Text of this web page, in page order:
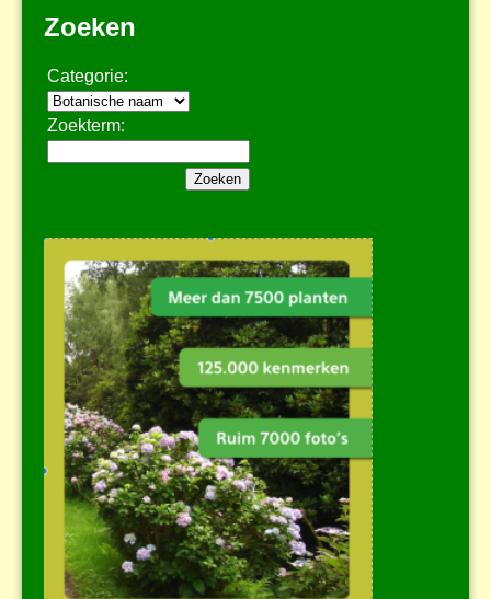
Zoeken
Categorie:
Zoekterm: